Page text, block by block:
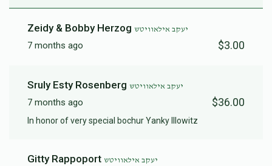
Zeidy & Bobby Herzog יעקב אילאוויטש
7 months ago $3.00
Sruly Esty Rosenberg יעקב אילאוויטש
7 months ago $36.00
In honor of very special bochur Yanky Illowitz
Gitty Rappoport יעקב אילאוויטש